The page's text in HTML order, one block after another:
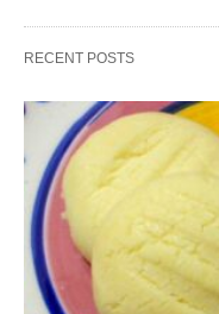
RECENT POSTS